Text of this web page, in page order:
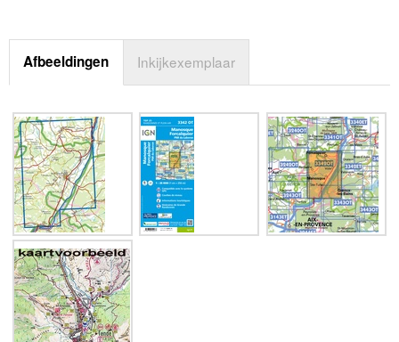
Afbeeldingen Inkijkexemplaar